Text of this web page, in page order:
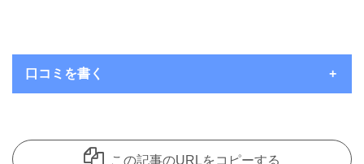
口コミを書く
コメント欄は見てくれているユーザーさんたちにお店の良さを共
この記事のURLをコピーする